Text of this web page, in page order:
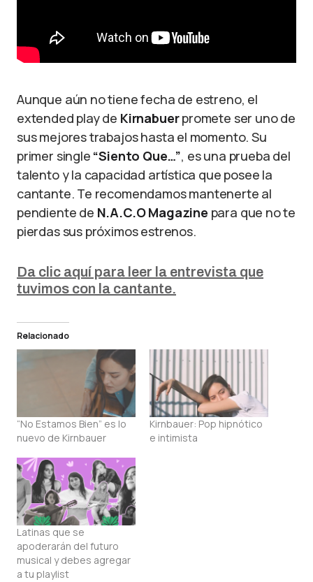
Aunque aún no tiene fecha de estreno, el
extended play de Kirnabuerpromete ser uno de
sus mejores trabajos hasta el momento. Su
primer single “Siento Que…”, es una prueba del
talento y la capacidad artística que posee la
cantante. Te recomendamos mantenerte al
pendiente de N.A.C.O Magazine para que no te
pierdas sus próximos estrenos.
Da clic aquí para leer la entrevista que
tuvimos con la cantante.
Relacionado
“No Estamos Bien” es lo
nuevo de Kirnbauer
Kirnbauer: Pop hipnótico
e intimista
Latinas que se
apoderarán del futuro
musical y debes agregar
a tu playlist